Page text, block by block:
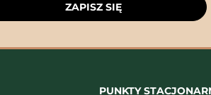
ZAPISZ SIĘ
PUNKTY